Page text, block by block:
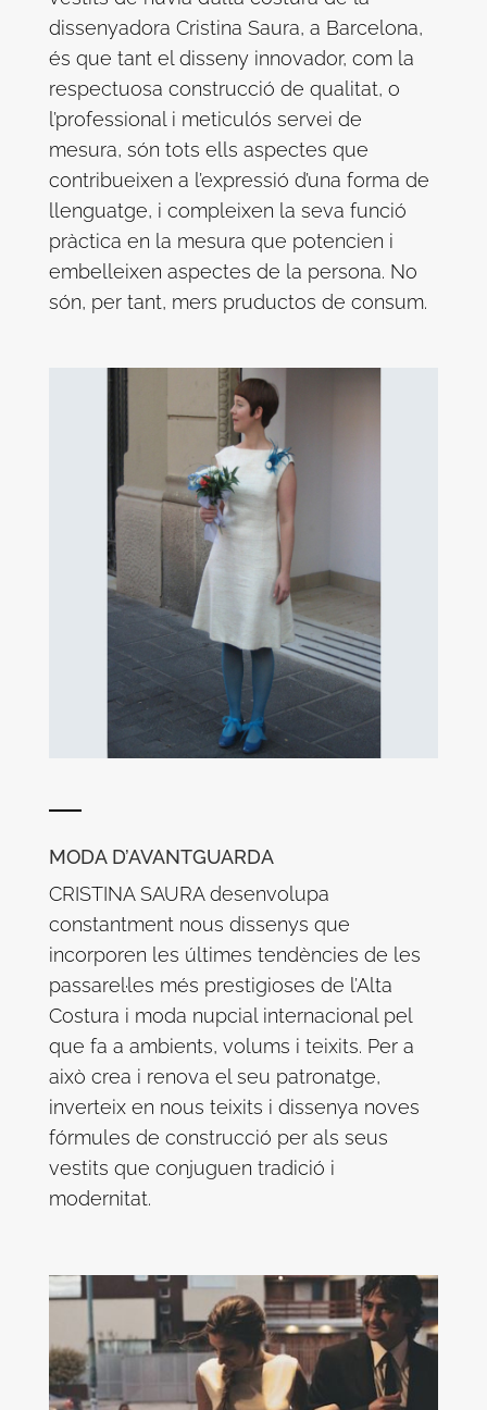
dissenyadora Cristina Saura, a Barcelona,
és que tant el disseny innovador, com la
respectuosa construcció de qualitat, o
l’professional i meticulós servei de
mesura, són tots ells aspectes que
contribueixen a l’expressió d’una forma de
llenguatge, i compleixen la seva funció
pràctica en la mesura que potencien i
embelleixen aspectes de la persona. No
són, per tant, mers pruductos de consum.
MODA D’AVANTGUARDA
CRISTINA SAURA desenvolupa
constantment nous dissenys que
incorporen les últimes tendències de les
passarel·les més prestigioses de l’Alta
Costura i moda nupcial internacional pel
que fa a ambients, volums i teixits. Per a
això crea i renova el seu patronatge,
inverteix en nous teixits i dissenya noves
fórmules de construcció per als seus
vestits que conjuguen tradició i
modernitat.